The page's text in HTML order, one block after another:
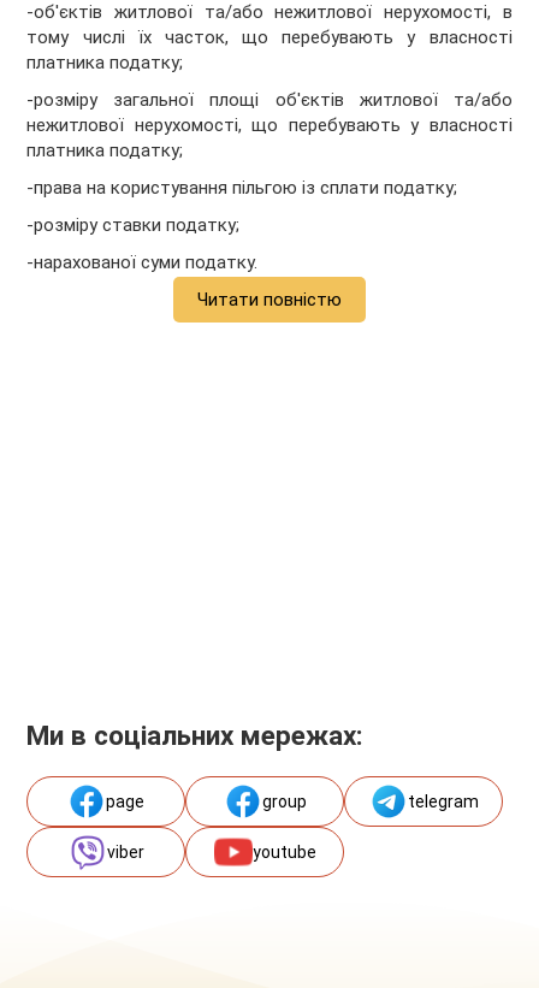
-об'єктів житлової та/або нежитлової нерухомості, в
тому числі їх часток, що перебувають у власності
платника податку;
-розміру загальної площі об'єктів житлової та/або
нежитлової нерухомості, що перебувають у власності
платника податку;
-права на користування пільгою із сплати податку;
-розміру ставки податку;
-нарахованої суми податку.
Читати повністю
Ми в соціальних мережах:
page group telegram
viber youtube